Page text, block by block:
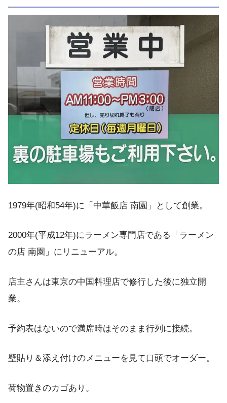
1979年(昭和54年)に「中華飯店 南園」として創業。
2000年(平成12年)にラーメン専門店である「ラーメン
の店 南園」にリニューアル。
店主さんは東京の中国料理店で修行した後に独立開
業。
予約表はないので満席時はそのまま行列に接続。
壁貼り＆添え付けのメニューを見て口頭でオーダー。
荷物置きのカゴあり。